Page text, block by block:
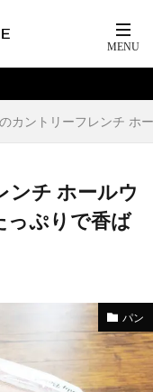
カントリーフレンチ ホ
ンチ ホールウ
っぷりで香ば
パン